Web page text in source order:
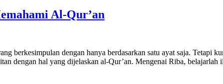
Al-Qur’an
berkesimpulan dengan hanya berdasarkan satu ayat saja. Tetapi
dengan hal yang dijelaskan al-Qur’an. Mengenai Riba,